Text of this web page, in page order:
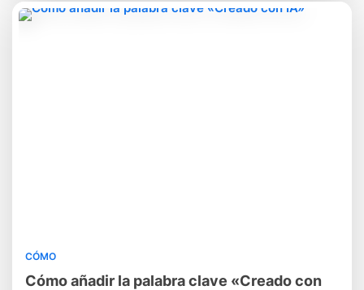
CÓMO
Cómo añadir la palabra clave «Creado con